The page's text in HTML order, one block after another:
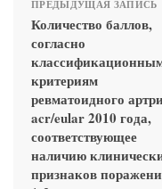
ПРЕДЫДУЩАЯ ЗАПИСЬ
Количество баллов,
согласно
критериям
ревматоидного
acr/eular 2010 года,
соответствующее
наличию
признаков